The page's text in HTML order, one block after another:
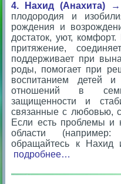
4. Нахид (Анахита) →
плодородия и
рождения и
достаток, уют,
притяжение,
поддерживает при
роды, помогает при
воспитанием детей
отношений в
защищенности и
связанные с любовью,
Если есть проблемы и
области (например:
обращайтесь к Нахид
подробнее…